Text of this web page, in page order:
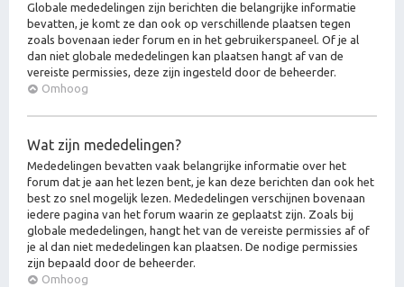
Globale mededelingen zijn berichten die belangrijke informatie
bevatten, je komt ze dan ook op verschillende plaatsen tegen
zoals bovenaan ieder forum en in het gebruikerspaneel. Of je al
dan niet globale mededelingen kan plaatsen hangt af van de
vereiste permissies, deze zijn ingesteld door de beheerder.
Omhoog
Wat zijn mededelingen?
Mededelingen bevatten vaak belangrijke informatie over het
forum dat je aan het lezen bent, je kan deze berichten dan ook het
best zo snel mogelijk lezen. Mededelingen verschijnen bovenaan
iedere pagina van het forum waarin ze geplaatst zijn. Zoals bij
globale mededelingen, hangt het van de vereiste permissies af of
je al dan niet mededelingen kan plaatsen. De nodige permissies
zijn bepaald door de beheerder.
Omhoog